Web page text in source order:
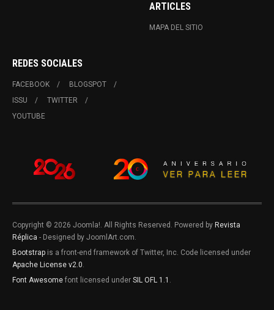
ARTICLES
MAPA DEL SITIO
REDES SOCIALES
FACEBOOK
BLOGSPOT
ISSU
TWITTER
YOUTUBE
Copyright © 2026 Joomla!. All Rights Reserved. Powered by Revista
Réplica - Designed by JoomlArt.com.
Bootstrap is a front-end framework of Twitter, Inc. Code licensed under
Apache License v2.0.
Font Awesome font licensed under SIL OFL 1.1 .